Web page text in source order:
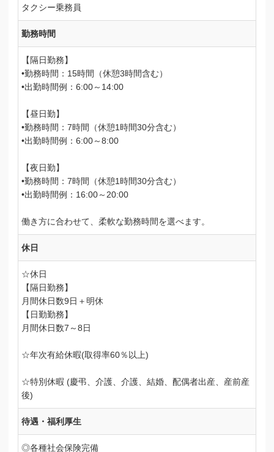
タクシー乗務員
勤務時間
【隔日勤務】
•勤務時間：15時間（休憩3時間含む）
•出勤時間例：6:00～14:00
【昼日勤】
•勤務時間：7時間（休憩1時間30分含む）
•出勤時間例：6:00～8:00
【夜日勤】
•勤務時間：7時間（休憩1時間30分含む）
•出勤時間例：16:00～20:00
働き方に合わせて、柔軟な勤務時間を選べます。
休日
☆休日
【隔日勤務】
月間休日数9日＋明休
【日勤勤務】
月間休日数7～8日
☆年次有給休暇(取得率60％以上)
☆特別休暇 (慶弔、介護、介護、結婚、配偶者出産、産前産
後)
待遇・福利厚生
◎各種社会保険完備